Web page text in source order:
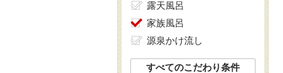
露天風呂
家族風呂
源泉かけ流し
すべてのこだわり条件